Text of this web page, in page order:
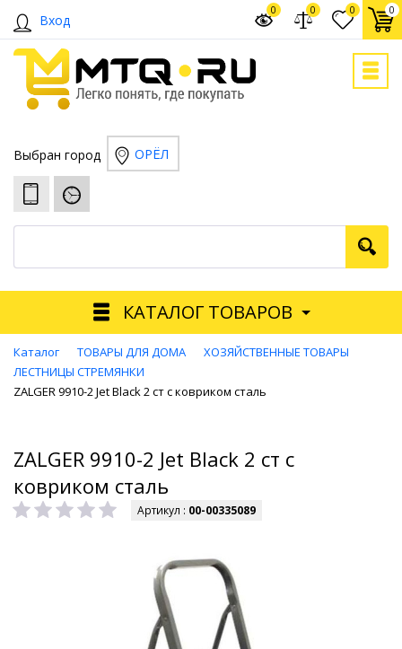
Вход
0 0
0 0
Выбран город ОРЁЛ
КАТАЛОГ ТОВАРОВ
Каталог ТОВАРЫ ДЛЯ ДОМА
ХОЗЯЙСТВЕННЫЕ ТОВАРЫ
ЛЕСТНИЦЫ СТРЕМЯНКИ
ZALGER 9910-2 Jet Black 2 cт с ковриком сталь
ZALGER 9910-2 Jet Black 2 cт с
ковриком сталь
Артикул : 00-00335089